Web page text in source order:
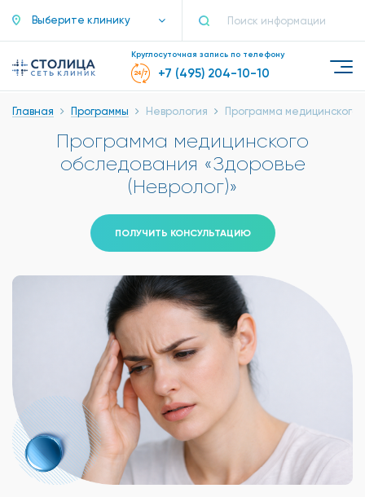
Выберите клинику
Круглосуточная запись по телефону
+7 (495) 204-10-10
Главная Программы Неврология Программа медицинского
Программа медицинского
обследования «Здоровье
(Невролог)»
ПОЛУЧИТЬ КОНСУЛЬТАЦИЮ